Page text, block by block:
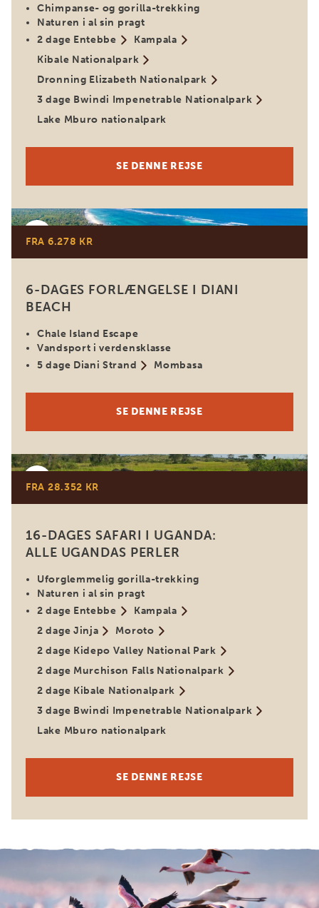
Chimpanse- og gorilla-trekking
Naturen i al sin pragt
2 dage Entebbe
Kampala
Kibale Nationalpark
Dronning Elizabeth Nationalpark
3 dage Bwindi Impenetrable Nationalpark
Lake Mburo nationalpark
SE DENNE REJSE
Kenya
FRA 6.278 KR
6-DAGES FORLÆNGELSE I DIANI
BEACH
Chale Island Escape
Vandsport i verdensklasse
5 dage Diani Strand
Mombasa
SE DENNE REJSE
Uganda
FRA 28.352 KR
16-DAGES SAFARI I UGANDA:
ALLE UGANDAS PERLER
Uforglemmelig gorilla-trekking
Naturen i al sin pragt
2 dage Entebbe
Kampala
2 dage Jinja
Moroto
2 dage Kidepo Valley National Park
2 dage Murchison Falls Nationalpark
2 dage Kibale Nationalpark
3 dage Bwindi Impenetrable Nationalpark
Lake Mburo nationalpark
SE DENNE REJSE